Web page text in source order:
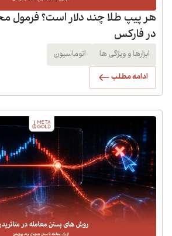
هر پیپ طلا چند دلار است؟ فرمول
در فارکس
ابزارها و ویژگی ها اتوماسیون
ادامه مطلب